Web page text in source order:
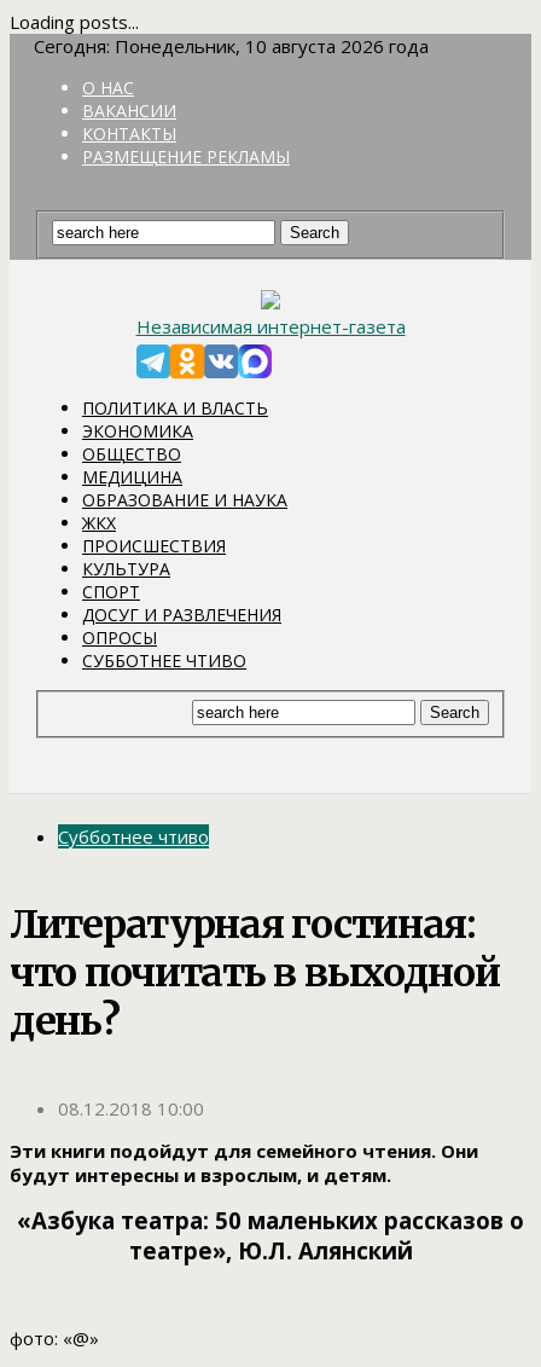
Loading posts...
Сегодня: Понедельник, 10 августа 2026 года
О НАС
ВАКАНСИИ
КОНТАКТЫ
РАЗМЕЩЕНИЕ РЕКЛАМЫ
Независимая интернет-газета
ПОЛИТИКА И ВЛАСТЬ
ЭКОНОМИКА
ОБЩЕСТВО
МЕДИЦИНА
ОБРАЗОВАНИЕ И НАУКА
ЖКХ
ПРОИСШЕСТВИЯ
КУЛЬТУРА
СПОРТ
ДОСУГ И РАЗВЛЕЧЕНИЯ
ОПРОСЫ
СУББОТНЕЕ ЧТИВО
Субботнее чтиво
Литературная гостиная:
что почитать в выходной
день?
08.12.2018 10:00
Эти книги подойдут для семейного чтения. Они
будут интересны и взрослым, и детям.
«Азбука театра: 50 маленьких рассказов о
театре», Ю.Л. Алянский
фото: «@»